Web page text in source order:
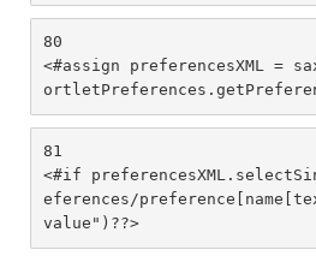
80
<#assign preferencesXML =
81
<#if
eferences/
value")??>